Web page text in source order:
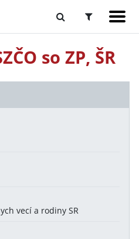
so ZP, ŠR
vecí a rodiny SR